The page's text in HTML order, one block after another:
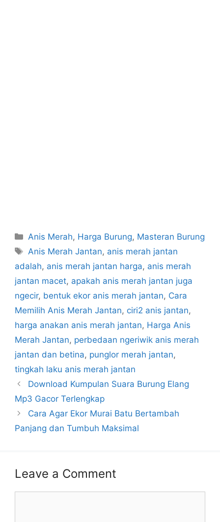
Categories
Anis Merah, Harga Burung, Masteran Burung
Tags
Anis Merah Jantan, anis merah jantan
adalah, anis merah jantan harga, anis merah
jantan macet, apakah anis merah jantan juga
ngecir, bentuk ekor anis merah jantan, Cara
Memilih Anis Merah Jantan, ciri2 anis jantan,
harga anakan anis merah jantan, Harga Anis
Merah Jantan, perbedaan ngeriwik anis merah
jantan dan betina, punglor merah jantan,
tingkah laku anis merah jantan
Download Kumpulan Suara Burung Elang
Mp3 Gacor Terlengkap
Cara Agar Ekor Murai Batu Bertambah
Panjang dan Tumbuh Maksimal
Leave a Comment